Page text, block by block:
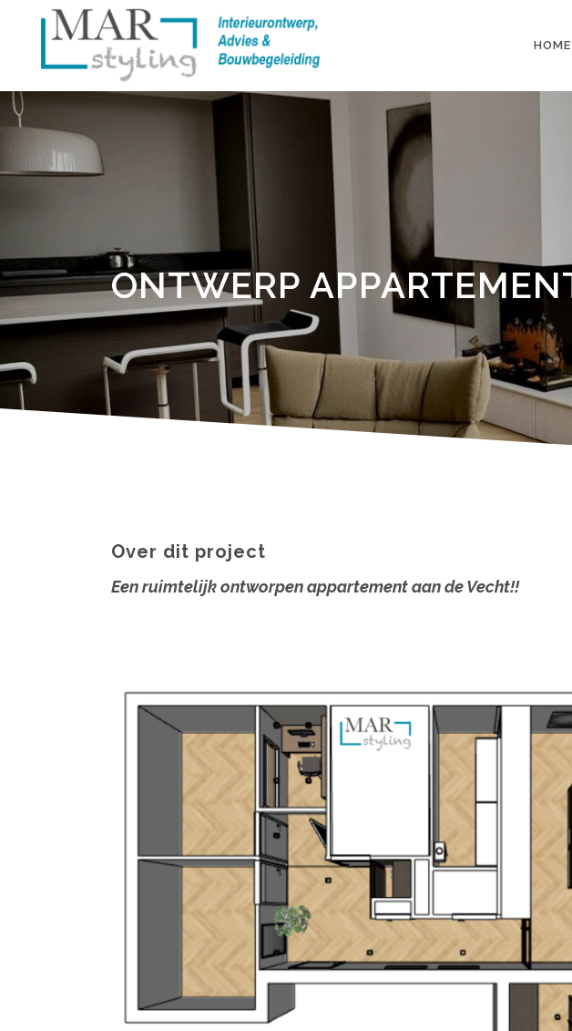
HOME
ONTWERP
Over dit project
Een ruimtelijk ontworpen appartement aan de Vecht!!